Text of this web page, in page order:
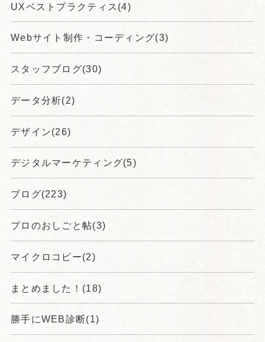
UXベストプラクティス(4)
Webサイト制作・コーディング(3)
スタッフブログ(30)
データ分析(2)
デザイン(26)
デジタルマーケティング(5)
ブログ(223)
プロのおしごと帖(3)
マイクロコピー(2)
まとめました！(18)
勝手にWEB診断(1)